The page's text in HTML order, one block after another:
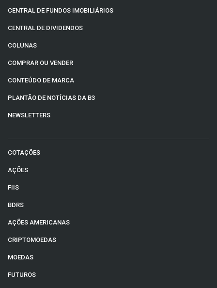
CENTRAL DE FUNDOS IMOBILIÁRIOS
CENTRAL DE DIVIDENDOS
COLUNAS
COMPRAR OU VENDER
CONTEÚDO DE MARCA
PLANTÃO DE NOTÍCIAS DA B3
NEWSLETTERS
COTAÇÕES
AÇÕES
FIIS
BDRS
AÇÕES AMERICANAS
CRIPTOMOEDAS
MOEDAS
FUTUROS